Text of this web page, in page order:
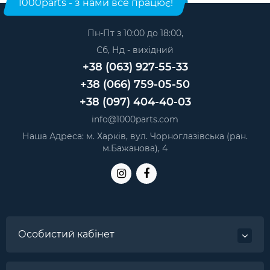
Роз`єм картки пам'яті MicroSD тип 7
— 24 грн.
Роз`єм картки пам'яті MicroSD тип 3— 24 грн.
нижній— 45 грн.
— 45 грн.
FFC FPC роз`єм з кроком 0,3 мм, 31 pin для Asus
1000parts - з нами все працює!
Пн-Пт з 10:00 до 18:00,
Сб, Нд - вихідний
+38 (063) 927-55-33
+38 (066) 759-05-50
+38 (097) 404-40-03
info@1000parts.com
Наша Адреса: м. Харків, вул. Чорноглазівська (ран.
м.Бажанова), 4
Особистий кабінет